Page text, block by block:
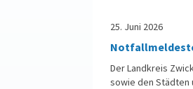
25. Juni 2026
Der Landkreis
sowie den Städten